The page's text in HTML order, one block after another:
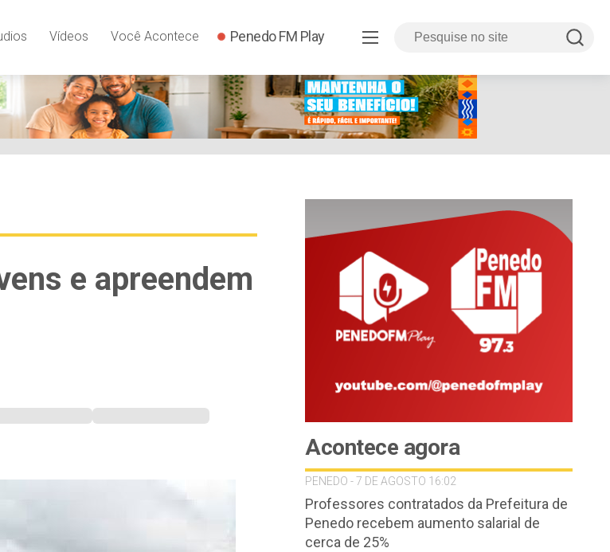
Vídeos Você Acontece Penedo FM Play
e apreendem
Acontece agora
PENEDO - 7 DE AGOSTO 16:02
Professores contratados da Prefeitura de
Penedo recebem aumento salarial de
cerca de 25%